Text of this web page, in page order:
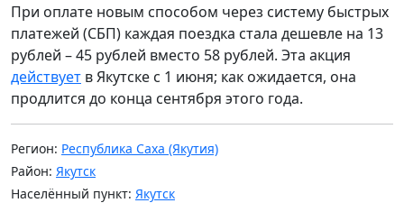
При оплате новым способом через систему быстрых
платежей (СБП) каждая поездка стала дешевле на 13
рублей – 45 рублей вместо 58 рублей. Эта акция
действует в Якутске с 1 июня; как ожидается, она
продлится до конца сентября этого года.
Регион: Республика Саха (Якутия)
Район: Якутск
Населённый пункт: Якутск